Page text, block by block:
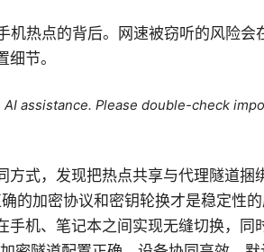
机热点的背后。网速被窃听的风险会
节。
assistance. Please double-check
式，发现把热点共享与代理隧道捆
的加密协议和密钥轮换才是稳定性
手机、笔记本之间实现无缝切换，同